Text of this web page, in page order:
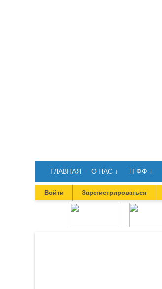
ГЛАВНАЯ О НАС ↓ ТГФФ ↓
Войти Зарегистрироваться